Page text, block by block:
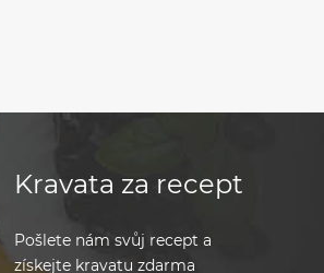
Kravata za recept
Pošlete nám svůj recept a
získejte kravatu zdarma